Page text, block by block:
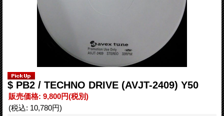
$ PB2 / TECHNO DRIVE (AVJT-2409) Y50
販売価格: 9,800円(税別)
(税込: 10,780円)